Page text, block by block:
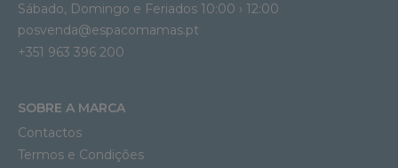
Sábado, Domingo e Feriados 10:00 › 12:00
posvenda@espacomamas.pt
+351 963 396 200
SOBRE A MARCA
Contactos
Termos e Condições